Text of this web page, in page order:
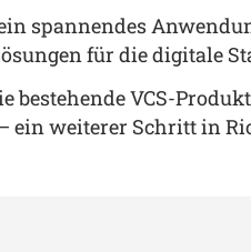
spannendes
für die digitale
bestehende VCS-
ein weiterer Schritt in